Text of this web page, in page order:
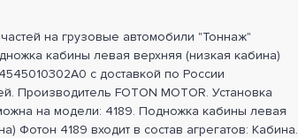
на грузовые автомобили "Тоннаж"
кабины левая верхняя (низкая кабина)
с доставкой по России
Производитель FOTON MOTOR. Установка
на модели: 4189. Подножка кабины левая
Фотон 4189 входит в состав агрегатов: Кабина.